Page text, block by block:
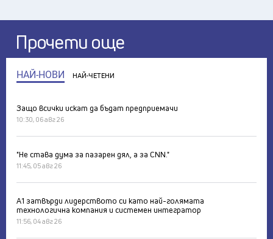
Прочети още
НАЙ-НОВИ НАЙ-ЧЕТЕНИ
Защо всички искат да бъдат предприемачи
10:30, 06 авг 26
"Не става дума за пазарен дял, а за CNN."
11:45, 05 авг 26
А1 затвърди лидерството си като най-голямата
технологична компания и системен интегратор
11:56, 04 авг 26